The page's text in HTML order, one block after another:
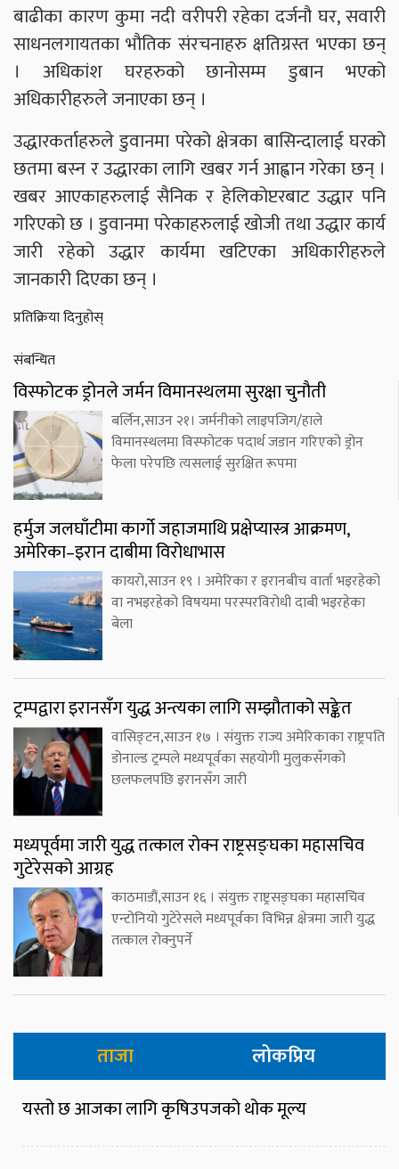
बाढीका कारण कुमा नदी वरीपरी रहेका दर्जनौ घर, सवारी
साधनलगायतका भौतिक संरचनाहरु क्षतिग्रस्त भएका छन्
। अधिकांश घरहरुको छानोसम्म डुबान भएको
अधिकारीहरुले जनाएका छन् ।
उद्धारकर्ताहरुले डुवानमा परेको क्षेत्रका बासिन्दालाई घरको
छतमा बस्न र उद्धारका लागि खबर गर्न आह्वान गरेका छन् ।
खबर आएकाहरुलाई सैनिक र हेलिकोप्टरबाट उद्धार पनि
गरिएको छ । डुवानमा परेकाहरुलाई खोजी तथा उद्धार कार्य
जारी रहेको उद्धार कार्यमा खटिएका अधिकारीहरुले
जानकारी दिएका छन् ।
प्रतिक्रिया दिनुहोस्
संबन्धित
विस्फोटक ड्रोनले जर्मन विमानस्थलमा सुरक्षा चुनौती
बर्लिन,साउन २१। जर्मनीको लाइपजिग/हाले
विमानस्थलमा विस्फोटक पदार्थ जडान गरिएको ड्रोन
फेला परेपछि त्यसलाई सुरक्षित रूपमा
हर्मुज जलघाँटीमा कार्गो जहाजमाथि प्रक्षेप्यास्त्र आक्रमण,
अमेरिका–इरान दाबीमा विरोधाभास
कायरो,साउन १९ । अमेरिका र इरानबीच वार्ता भइरहेको
वा नभइरहेको विषयमा परस्परविरोधी दाबी भइरहेका
बेला
ट्रम्पद्वारा इरानसँग युद्ध अन्त्यका लागि सम्झौताको सङ्केत
वासिङ्टन,साउन १७ । संयुक्त राज्य अमेरिकाका राष्ट्रपति
डोनाल्ड ट्रम्पले मध्यपूर्वका सहयोगी मुलुकसँगको
छलफलपछि इरानसँग जारी
मध्यपूर्वमा जारी युद्ध तत्काल रोक्न राष्ट्रसङ्घका महासचिव
गुटेरेसको आग्रह
काठमाडौं,साउन १६ । संयुक्त राष्ट्रसङ्घका महासचिव
एन्टोनियो गुटेरेसले मध्यपूर्वका विभिन्न क्षेत्रमा जारी युद्ध
तत्काल रोक्नुपर्ने
ताजा लोकप्रिय
यस्तो छ आजका लागि कृषिउपजको थोक मूल्य